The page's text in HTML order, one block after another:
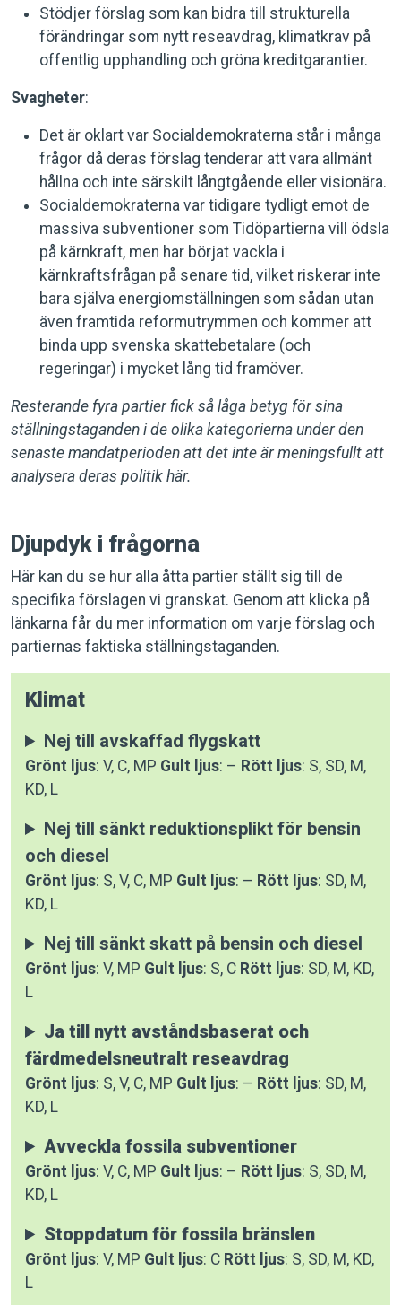
Stödjer förslag som kan bidra till strukturella
förändringar som nytt reseavdrag, klimatkrav på
offentlig upphandling och gröna kreditgarantier.
Svagheter:
Det är oklart var Socialdemokraterna står i många
frågor då deras förslag tenderar att vara allmänt
hållna och inte särskilt långtgående eller visionära.
Socialdemokraterna var tidigare tydligt emot de
massiva subventioner som Tidöpartierna vill ödsla
på kärnkraft, men har börjat vackla i
kärnkraftsfrågan på senare tid, vilket riskerar inte
bara själva energiomställningen som sådan utan
även framtida reformutrymmen och kommer att
binda upp svenska skattebetalare (och
regeringar) i mycket lång tid framöver.
Resterande fyra partier fick så låga betyg för sina
ställningstaganden i de olika kategorierna under den
senaste mandatperioden att det inte är meningsfullt att
analysera deras politik här.
Djupdyk i frågorna
Här kan du se hur alla åtta partier ställt sig till de
specifika förslagen vi granskat. Genom att klicka på
länkarna får du mer information om varje förslag och
partiernas faktiska ställningstaganden.
Klimat
Nej till avskaffad flygskatt
Grönt ljus: V, C, MP Gult ljus: – Rött ljus: S, SD, M,
KD, L
Nej till sänkt reduktionsplikt för bensin
och diesel
Grönt ljus: S, V, C, MP Gult ljus: – Rött ljus: SD, M,
KD, L
Nej till sänkt skatt på bensin och diesel
Grönt ljus: V, MP Gult ljus: S, C Rött ljus: SD, M, KD,
L
Ja till nytt avståndsbaserat och
färdmedelsneutralt reseavdrag
Grönt ljus: S, V, C, MP Gult ljus: – Rött ljus: SD, M,
KD, L
Avveckla fossila subventioner
Grönt ljus: V, C, MP Gult ljus: – Rött ljus: S, SD, M,
KD, L
Stoppdatum för fossila bränslen
Grönt ljus: V, MP Gult ljus: C Rött ljus: S, SD, M, KD,
L